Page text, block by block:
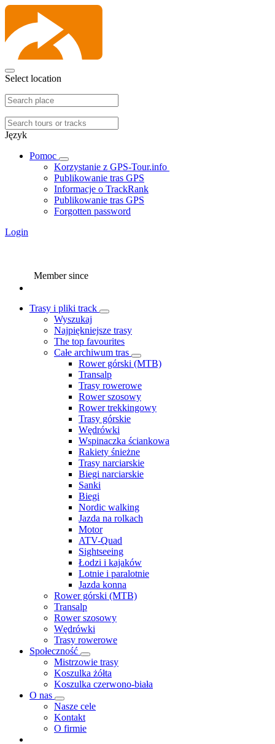
Select location
Język
Pomoc
Korzystanie z GPS-Tour.info
Publikowanie tras GPS
Informacje o TrackRank
Publikowanie tras GPS
Forgotten password
Login
Member since
Trasy i pliki track
Wyszukaj
Najpiękniejsze trasy
The top favourites
Całe archiwum tras
Rower górski (MTB)
Transalp
Trasy rowerowe
Rower szosowy
Rower trekkingowy
Trasy górskie
Wędrówki
Wspinaczka ściankowa
Rakiety śnieżne
Trasy narciarskie
Biegi narciarskie
Sanki
Biegi
Nordic walking
Jazda na rolkach
Motor
ATV-Quad
Sightseeing
Łodzi i kajaków
Lotnie i paralotnie
Jazda konna
Rower górski (MTB)
Transalp
Rower szosowy
Wędrówki
Trasy rowerowe
Społeczność
Mistrzowie trasy
Koszulka żółta
Koszulka czerwono-biała
O nas
Nasze cele
Kontakt
O firmie